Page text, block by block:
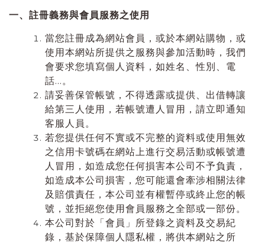
一、註冊義務與會員服務之使用
當您註冊成為網站會員，或於本網站購物，或
使用本網站所提供之服務與參加活動時，我們
會要求您填寫個人資料，如姓名、性別、電
話…。
請妥善保管帳號，不得透露或提供、出借轉讓
給第三人使用，若帳號遭人冒用，請立即通知
客服人員。
若您提供任何不實或不完整的資料或使用無效
之信用卡號碼在網站上進行交易活動或帳號遭
人冒用，如造成您任何損害本公司不予負責，
如造成本公司損害，您可能還會牽涉相關法律
及賠償責任，本公司並有權暫停或終止您的帳
號，並拒絕您使用會員服務之全部或一部份。
本公司對於「會員」所登錄之資料及交易紀
錄，基於保障個人隱私權，將供本網站之所